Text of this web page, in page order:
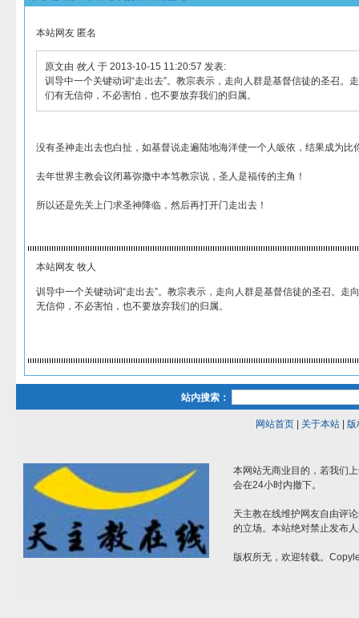
本站网友 匿名
原文由 牧人 于 2013-10-15 11:20:57 发表:
训导中一个关键动词“走出去”。教宗表示，走向人群是基督信徒的圣召。
们有无信仰，不必害怕，也不要放弃我们的归属。
没有圣神走出去也白扯，如基督说走遍陆地海洋使一个人皈依，结果成为比
去年世界主教会议闭幕弥撒中本笃教宗说，圣人是福传的主角！
所以还是先关上门求圣神降临，然后再打开门走出去！
本站网友 牧人
训导中一个关键动词“走出去”。教宗表示，走向人群是基督信徒的圣召。走
无信仰，不必害怕，也不要放弃我们的归属。
站内搜索：
网站首页| 关于本站| 版
本网站无商业目的，若我们
会在24小时内撤下。
天主教在线维护网友自由评
的立场。本站绝对禁止发布
版权所无，欢迎转载。